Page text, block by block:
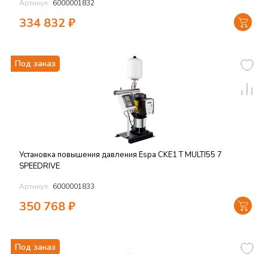
Артикул: 6000001832
334 832₽
Под заказ
Установка повышения давления Espa CKE1 T MULTI55 7
SPEEDRIVE
Артикул: 6000001833
350 768₽
Под заказ